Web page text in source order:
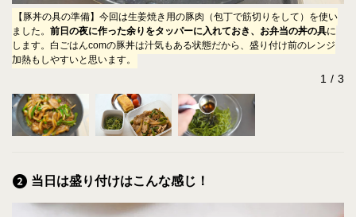
【豚丼の具の準備】今回は生姜焼き用の豚肉（包丁で筋切りをして）を使い
ました。 前日の夜に作った余りをタッパーに入れておき、お弁当の丼の具に
します。白ごはんcomの豚丼は汁気もある状態だから、盛り付け前のレンジ
加熱もしやすいと思います。
1 3
当日は盛り付けはこんな感じ！